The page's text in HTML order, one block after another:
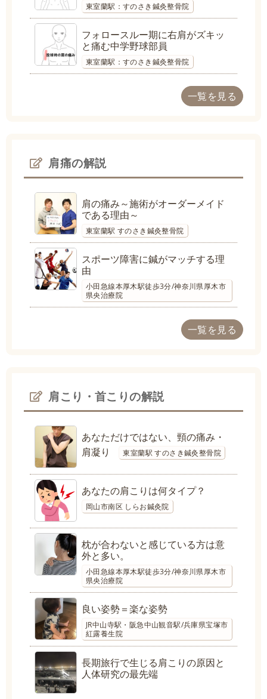
東室蘭駅：すのさき鍼灸整骨院
フォロースルー期に右肩がズキッ
と痛む中学野球部員
東室蘭駅：すのさき鍼灸整骨院
一覧を見る
肩痛の解説
肩の痛み～施術がオーダーメイド
である理由～
東室蘭駅 すのさき鍼灸整骨院
スポーツ障害に鍼がマッチする理
由
小田急線本厚木駅徒歩3分/神奈川県厚木市
県央治療院
一覧を見る
肩こり・首こりの解説
あなただけではない、頸の痛み・
肩凝り
東室蘭駅 すのさき鍼灸整骨院
あなたの肩こりは何タイプ？
岡山市南区 しらお鍼灸院
枕が合わないと感じている方は意
外と多い。
小田急線本厚木駅徒歩3分/神奈川県厚木市
県央治療院
良い姿勢＝楽な姿勢
JR中山寺駅・阪急中山観音駅/兵庫県宝塚市
紅露養生院
長期旅行で生じる肩こりの原因と
人体研究の最先端